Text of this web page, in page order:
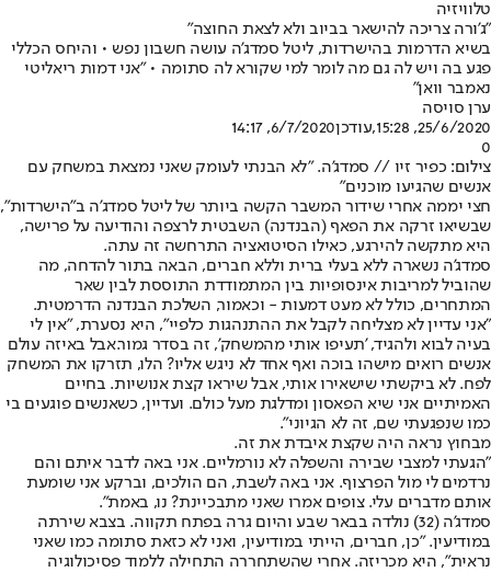
טלוויזיה
"ג'ורה צריכה להישאר בביוב ולא לצאת החוצה"
בשיא הדרמות בהישרדות, ליטל סמדג'ה עושה חשבון נפש • והיחס הכללי
פגע בה ויש לה גם מה לומר למי שקורא לה סתומה • "אני דמות ריאליטי
נאמבר וואן"
ערן סויסה
25/6/2020, 15:28
,עודכן6/7/2020, 14:17
0
צילום: כפיר זיו // סמדג'ה. "לא הבנתי לעומק שאני נמצאת במשחק עם
אנשים שהגיעו מוכנים"
חצי יממה אחרי שידור המשבר הקשה ביותר של ליטל סמדג'ה ב"הישרדות",
שבשיאו זרקה את הפאף (הבנדנה) השבטית לרצפה והודיעה על פרישה,
היא מתקשה להירגע, כאילו הסיטואציה התרחשה זה עתה.
סמדג'ה נשארה ללא בעלי ברית וללא חברים, הבאה בתור להדחה, מה
שהוביל למריבות אינסופיות בין המתמודדת התוססת לבין שאר
המתחרים, כולל לא מעט דמעות - וכאמור, השלכת הבנדנה הדרמטית.
"אני עדיין לא מצליחה לקבל את ההתנהגות כלפיי", היא נסערת, "אין לי
בעיה לבוא ולהגיד, 'תעיפו אותי מהמשחק', זה בסדר גמור.אבל באיזה עולם
אנשים רואים מישהו בוכה ואף אחד לא ניגש אליו? הלו, תזרקו את המשחק
לפח. לא ביקשתי שישאירו אותי, אבל שיראו קצת אנושיות. בחיים
האמיתיים אני שיא הפאסון ומדלגת מעל כולם. ועדיין, כשאנשים פוגעים בי
כמו שנפגעתי שם, זה לא הגיוני".
מבחוץ נראה היה שקצת איבדת את זה.
"הגעתי למצבי שבירה והשפלה לא נורמליים. אני באה לדבר איתם והם
נרדמים לי מול הפרצוף. אני באה לשבת, הם הולכים, וברקע אני שומעת
אותם מדברים עלי. צופים אמרו שאני מתבכיינת? נו, באמת".
סמדג'ה (32) נולדה בבאר שבע והיום גרה בפתח תקווה. בצבא שירתה
במודיעין. "כן, חברים, הייתי במודיעין, ואני לא כזאת סתומה כמו שאני
נראית", היא מכריזה. אחרי שהשתחררה התחילה ללמוד פסיכולוגיה